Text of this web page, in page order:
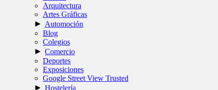
Arquitectura
Artes Gráficas
► Automoción
Blog
Colegios
► Comercio
Deportes
Exposiciones
Google Street View Trusted
► Hostelería